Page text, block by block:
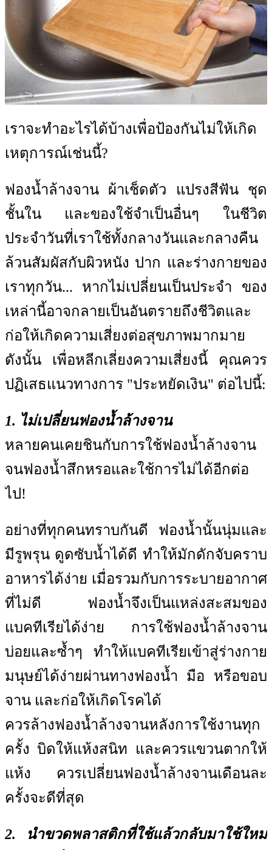
เราจะทำอะไรได้บ้างเพื่อป้องกันไม่ให้เกิด
เหตุการณ์เช่นนี้?
ฟองน้ำล้างจาน ผ้าเช็ดตัว แปรงสีฟัน ชุด
ชั้นใน และของใช้จำเป็นอื่นๆ ในชีวิต
ประจำวันที่เราใช้ทั้งกลางวันและกลางคืน
ล้วนสัมผัสกับผิวหนัง ปาก และร่างกายของ
เราทุกวัน... หากไม่เปลี่ยนเป็นประจำ ของ
เหล่านี้อาจกลายเป็นอันตรายถึงชีวิตและ
ก่อให้เกิดความเสี่ยงต่อสุขภาพมากมาย
ดังนั้น เพื่อหลีกเลี่ยงความเสี่ยงนี้ คุณควร
ปฏิเสธแนวทางการ "ประหยัดเงิน" ต่อไปนี้:
1. ไม่เปลี่ยนฟองน้ำล้างจาน
หลายคนเคยชินกับการใช้ฟองน้ำล้างจาน
จนฟองน้ำสึกหรอและใช้การไม่ได้อีกต่อ
ไป!
อย่างที่ทุกคนทราบกันดี ฟองน้ำนั้นนุ่มและ
มีรูพรุน ดูดซับน้ำได้ดี ทำให้มักดักจับคราบ
อาหารได้ง่าย เมื่อรวมกับการระบายอากาศ
ที่ไม่ดี ฟองน้ำจึงเป็นแหล่งสะสมของ
แบคทีเรียได้ง่าย การใช้ฟองน้ำล้างจาน
บ่อยและซ้ำๆ ทำให้แบคทีเรียเข้าสู่ร่างกาย
มนุษย์ได้ง่ายผ่านทางฟองน้ำ มือ หรือขอบ
จาน และก่อให้เกิดโรคได้
ควรล้างฟองน้ำล้างจานหลังการใช้งานทุก
ครั้ง บิดให้แห้งสนิท และควรแขวนตากให้
แห้ง ควรเปลี่ยนฟองน้ำล้างจานเดือนละ
ครั้งจะดีที่สุด
2. นำขวดพลาสติกที่ใช้แล้วกลับมาใช้ใหม่